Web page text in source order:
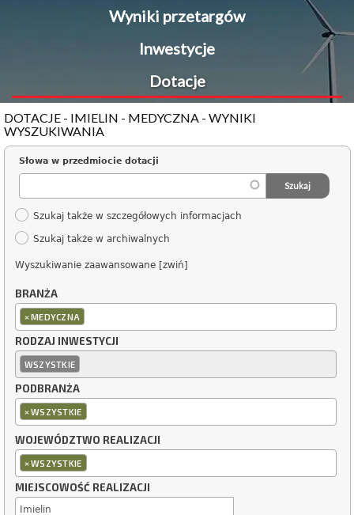
Wyniki przetargów
Inwestycje
Dotacje
DOTACJE - IMIELIN - MEDYCZNA - WYNIKI
WYSZUKIWANIA
Słowa w przedmiocie dotacji
Szukaj także w szczegółowych informacjach
Szukaj także w archiwalnych
Wyszukiwanie zaawansowane [zwiń]
BRANŻA
×MEDYCZNA
RODZAJ INWESTYCJI
WSZYSTKIE
PODBRANŻA
×WSZYSTKIE
WOJEWÓDZTWO REALIZACJI
×WSZYSTKIE
MIEJSCOWOŚĆ REALIZACJI